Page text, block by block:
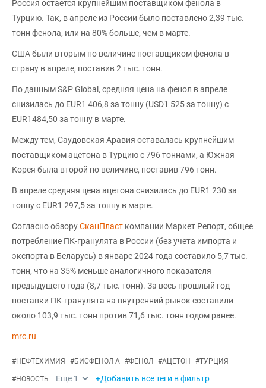
Россия остается крупнейшим поставщиком фенола в
Турцию. Так, в апреле из России было поставлено 2,39 тыс.
тонн фенола, или на 80% больше, чем в марте.
США были вторым по величине поставщиком фенола в
страну в апреле, поставив 2 тыс. тонн.
По данным S&P Global, средняя цена на фенол в апреле
снизилась до EUR1 406,8 за тонну (USD1 525 за тонну) с
EUR1484,50 за тонну в марте.
Между тем, Саудовская Аравия оставалась крупнейшим
поставщиком ацетона в Турцию с 796 тоннами, а Южная
Корея была второй по величине, поставив 796 тонн.
В апреле средняя цена ацетона снизилась до EUR1 230 за
тонну с EUR1 297,5 за тонну в марте.
Согласно обзоруСканПласт компании Маркет Репорт, общее
потребление ПК-гранулята в России (без учета импорта и
экспорта в Беларусь) в январе 2024 года составило 5,7 тыс.
тонн, что на 35% меньше аналогичного показателя
предыдущего года (8,7 тыс. тонн). За весь прошлый год
поставки ПК-гранулята на внутренний рынок составили
около 103,9 тыс. тонн против 71,6 тыс. тонн годом ранее.
mrc.ru
#НЕФТЕХИМИЯ #БИСФЕНОЛ А #ФЕНОЛ #АЦЕТОН #ТУРЦИЯ
#НОВОСТЬ Еще 1 +Добавить все теги в фильтр